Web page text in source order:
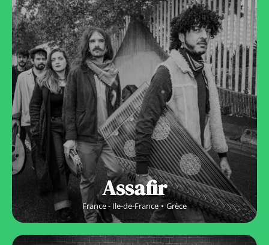
Assafir
France - Ile-de-France Grèce